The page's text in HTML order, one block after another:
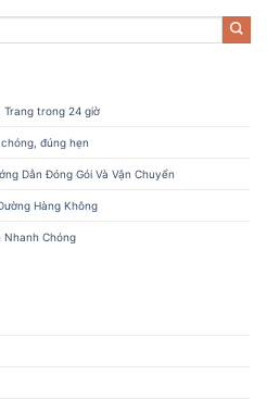
Trang trong 24 giờ
đúng hẹn
Dẫn Đóng Gói Và Vận Chuyển
Hàng Không
Nhanh Chóng